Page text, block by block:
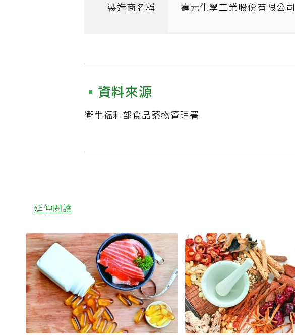
製造商名稱 壽元化學工業股份有限公司
資料來源
衛生福利部食品藥物管理署
延伸閱讀